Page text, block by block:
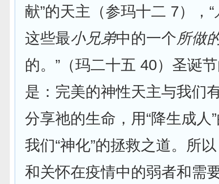
献”的天主（参玛十二 7），“
这些最小兄弟中的一个所做
的。”（玛二十五 40）圣诞
是：完美的神性天主与我们
分享祂的生命，用“降生成人
我们“神化”的拯救之道。所
和关怀在疫情中的弱者和需